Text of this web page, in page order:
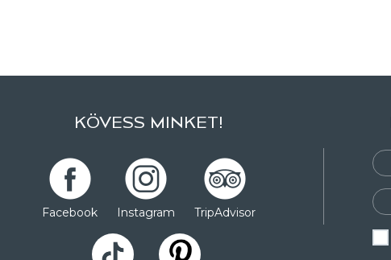
KÖVESS MINKET!
Facebook Instagram TripAdvisor